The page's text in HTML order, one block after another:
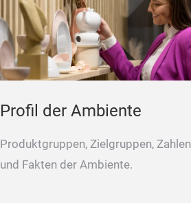
Profil der Ambiente
Produktgruppen, Zielgruppen, Zahlen
und Fakten der Ambiente.